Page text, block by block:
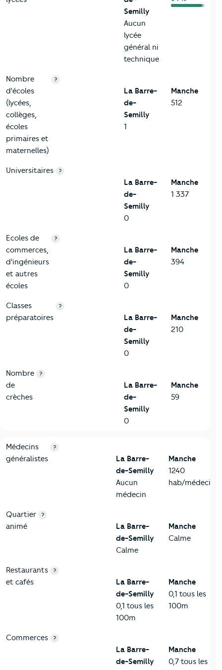
Semilly
Aucun
lycée
général ni
technique
Nombre
d'écoles
(lycées,
collèges,
écoles
primaires et
maternelles)
?
La Barre-
de-
Semilly
1
Manche
512
Universitaires ?
La Barre-
de-
Semilly
0
Manche
1 337
Ecoles de
commerces,
d'ingénieurs
et autres
écoles
?
La Barre-
de-
Semilly
0
Manche
394
Classes
préparatoires
?
La Barre-
de-
Semilly
0
Manche
210
Nombre
de
crèches
?
La Barre-
de-
Semilly
0
Manche
59
5-Commerces
Critères La Barre-de-Semilly
Médecins
généralistes
?
La Barre-
de-Semilly
Aucun
médecin
Manche
1240
hab/médecin
Quartier
animé
?
La Barre-
de-Semilly
Calme
Manche
Calme
Restaurants
et cafés
?
La Barre-
de-Semilly
0,1 tous les
100m
Manche
0,1 tous les
100m
Commerces ?
La Barre-
de-Semilly
Manche
0,7 tous les